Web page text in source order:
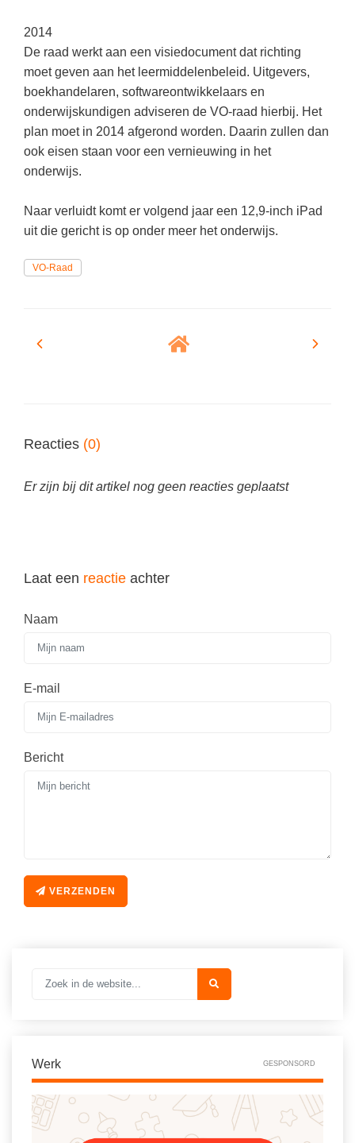
Kerstfeest
Kinderboekenweek
Kleurplaten
Mediawijsheid
Nieuws
Onderwijsprijs
Ruimte
Spelletjes
Startpagina onderwijs
Taalvaardigheid
Vakoverstijgend
Verzorging
MEER...
AI voor het onderwijs
Onderwijslonen
Montessori onderwijs
Studieschuld & Hypotheek
Middelbare school niveaus
Huiswerkbegeleiding
2014
De raad werkt aan een visiedocument dat richting
moet geven aan het leermiddelenbeleid. Uitgevers,
boekhandelaren, softwareontwikkelaars en
onderwijskundigen adviseren de VO-raad hierbij. Het
plan moet in 2014 afgerond worden. Daarin zullen dan
ook eisen staan voor een vernieuwing in het
onderwijs.
Naar verluidt komt er volgend jaar een 12,9-inch iPad
uit die gericht is op onder meer het onderwijs.
VO-Raad
Reacties (0)
Er zijn bij dit artikel nog geen reacties geplaatst
Laat een reactie achter
Naam
E-mail
Bericht
VERZENDEN
Werk GESPONSORD